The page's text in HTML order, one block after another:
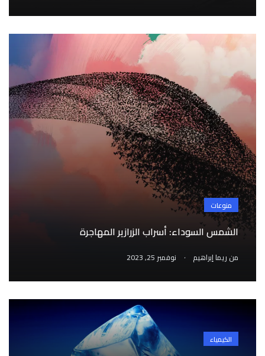
منوعات
الشمس السوداء: أسراب الزرازير المهاجرة
من ريما إبراهيم . نوفمبر 25, 2023
الكيمياء